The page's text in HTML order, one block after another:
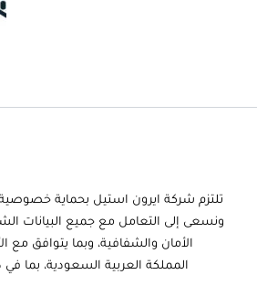
تلتزم شركة ايرون استيل بحماية خصوصية
ونسعى إلى التعامل مع جميع البيانات
الأمان والشفافية، وبما يتوافق مع
المملكة العربية السعودية، بما في